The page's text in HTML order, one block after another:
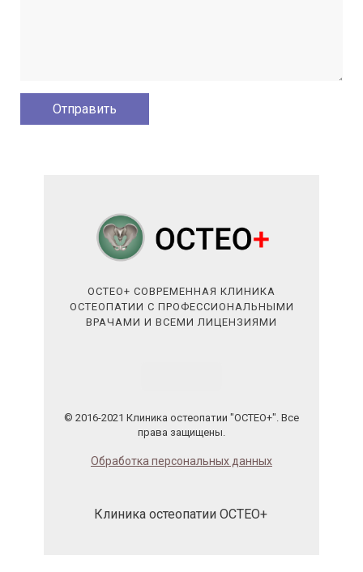
ОСТЕО+ СОВРЕМЕННАЯ КЛИНИКА
ОСТЕОПАТИИ С ПРОФЕССИОНАЛЬНЫМИ
ВРАЧАМИ И ВСЕМИ ЛИЦЕНЗИЯМИ
© 2016-2021 Клиника остеопатии "ОСТЕО+". Все
права защищены.
Обработка персональных данных
Клиника остеопатии ОСТЕО+